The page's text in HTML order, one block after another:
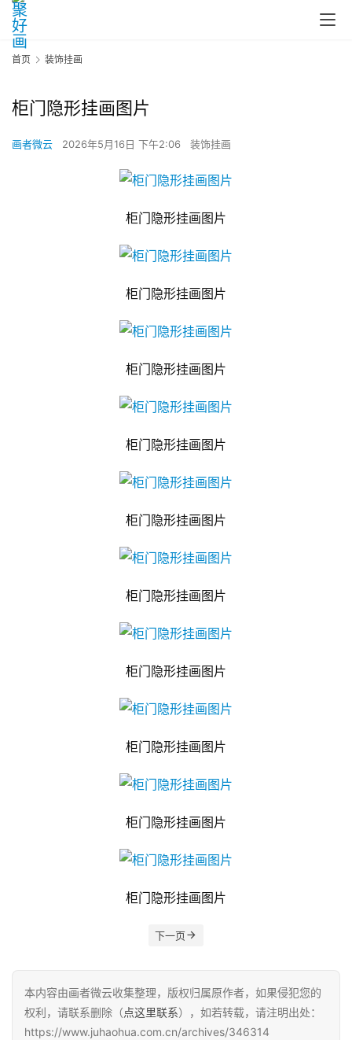
首页 装饰挂画
柜门隐形挂画图片
画者微云 2026年5月16日 下午2:06 装饰挂画
柜门隐形挂画图片
柜门隐形挂画图片
柜门隐形挂画图片
柜门隐形挂画图片
柜门隐形挂画图片
柜门隐形挂画图片
柜门隐形挂画图片
柜门隐形挂画图片
柜门隐形挂画图片
柜门隐形挂画图片
下一页
本内容由画者微云收集整理，版权归属原作者，如果侵犯您的
权利，请联系删除（点这里联系），如若转载，请注明出处：
https://www.juhaohua.com.cn/archives/346314